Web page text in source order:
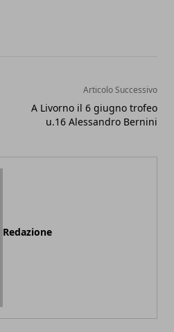
Articolo Successivo
A Livorno il 6 giugno trofeo
u.16 Alessandro Bernini
Redazione